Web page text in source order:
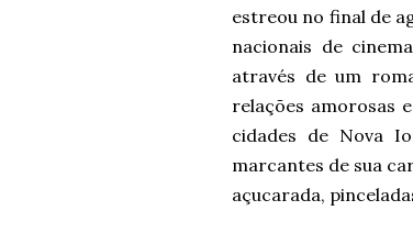
estreou no final de
nacionais de
através de um
relações amorosas
cidades de Nova
marcantes de sua
açucarada,